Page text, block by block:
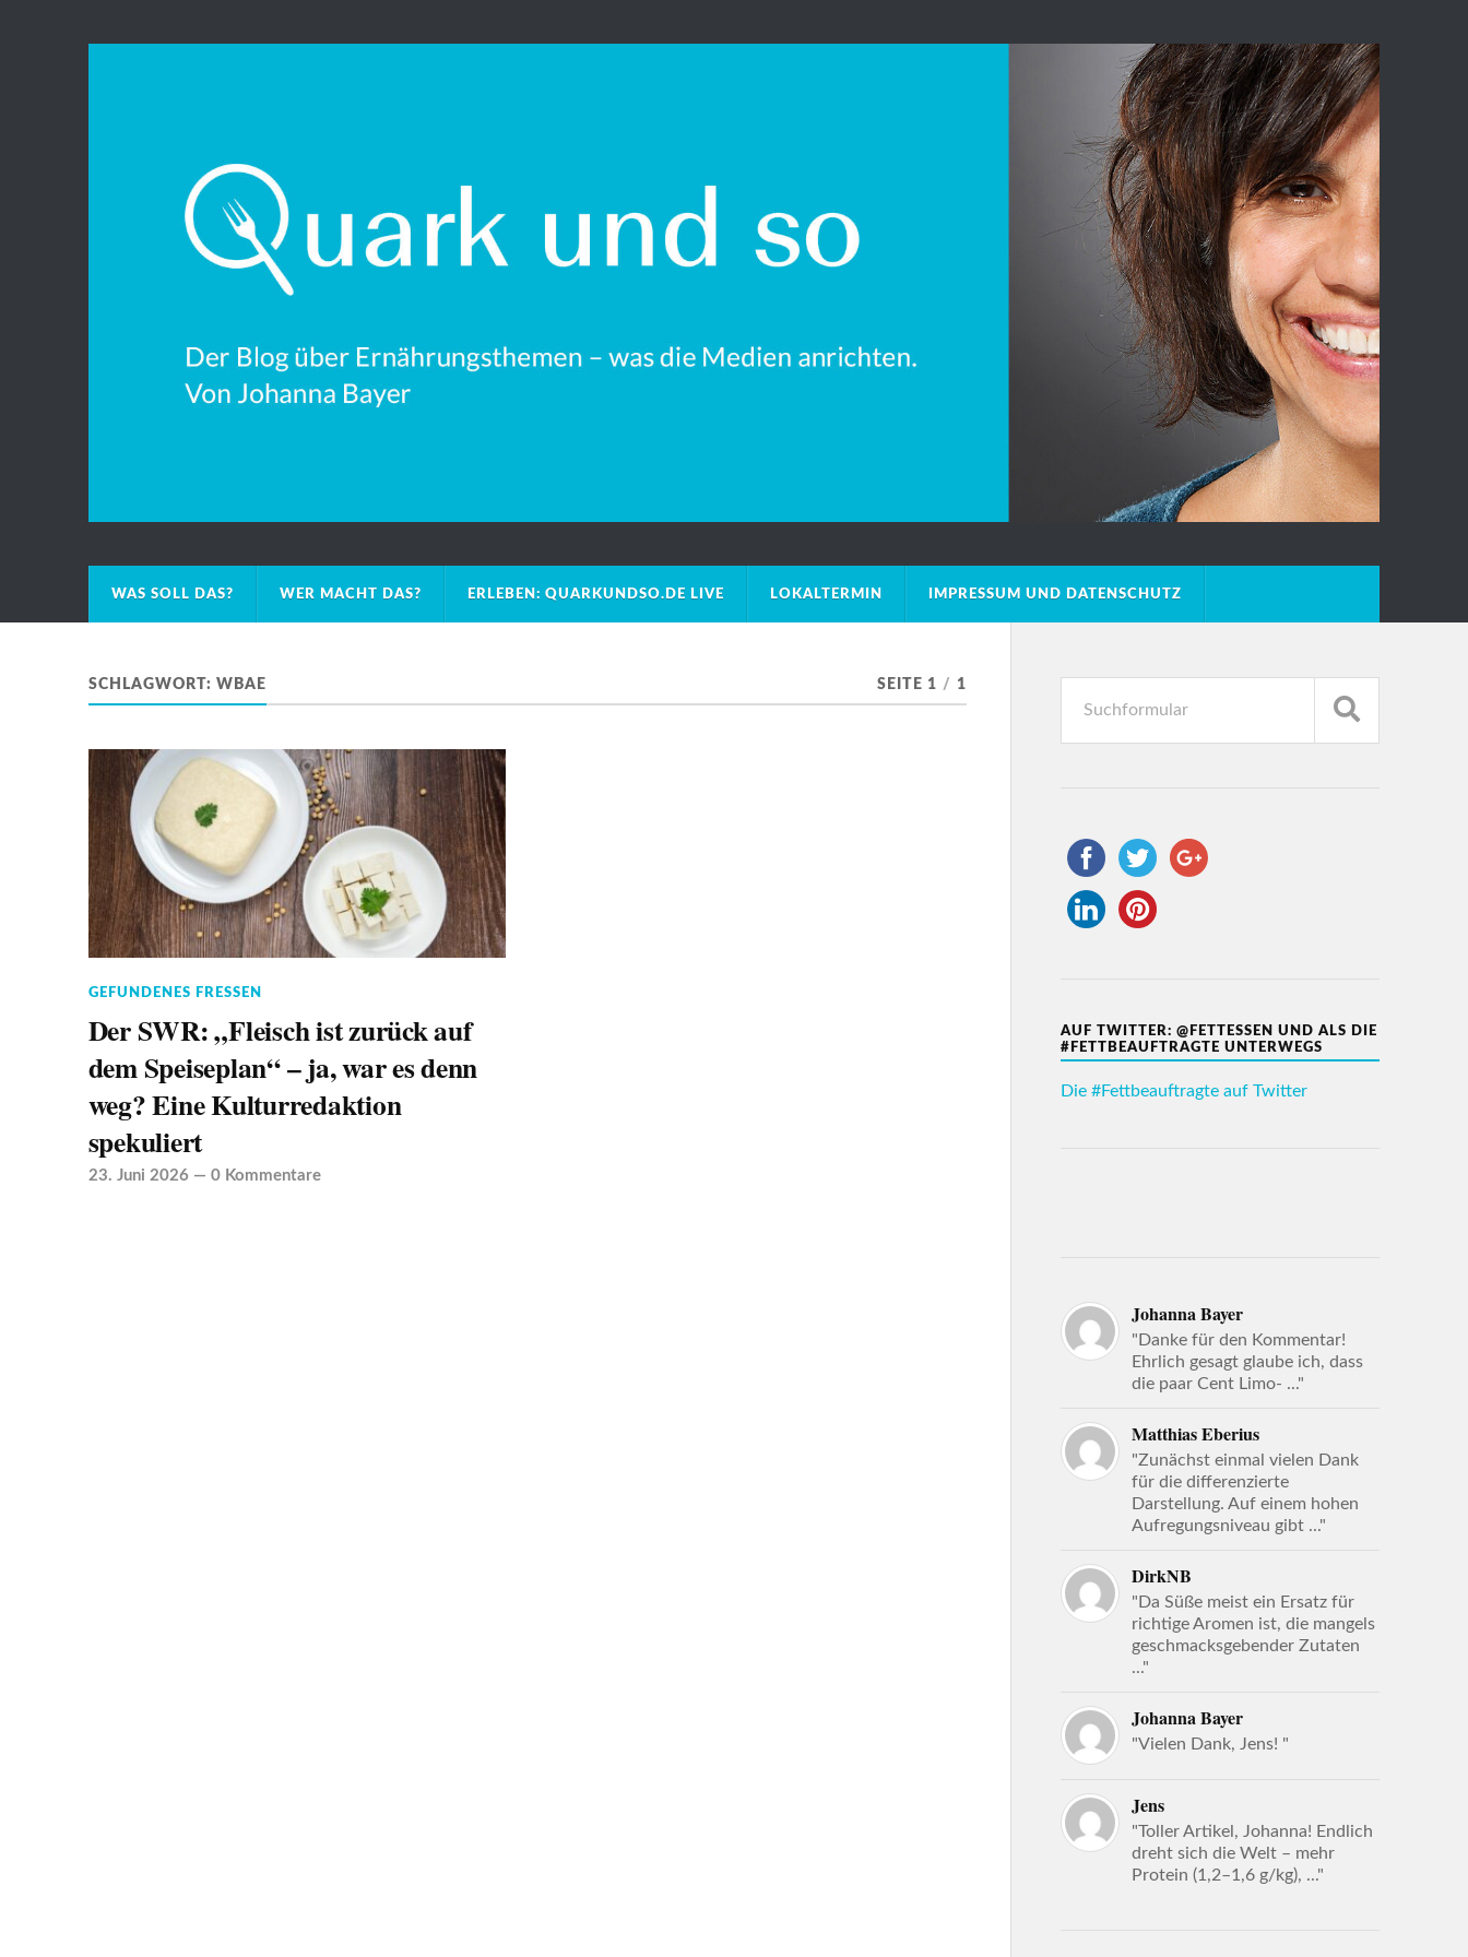
WAS SOLL DAS? WER MACHT DAS? ERLEBEN: QUARKUNDSO.DE LIVE LOKALTERMIN IMPRESSUM UND DATENSCHUTZ
SCHLAGWORT: WBAE SEITE 1 / 1
GEFUNDENES FRESSEN
Der SWR: „Fleisch ist zurück auf
dem Speiseplan“ – ja, war es denn
weg? Eine Kulturredaktion
spekuliert
23. Juni 2026 — 0 Kommentare
AUF TWITTER: @FETTESSEN UND ALS DIE
#FETTBEAUFTRAGTE UNTERWEGS
Die #Fettbeauftragte auf Twitter
Johanna Bayer
"Danke für den Kommentar!
Ehrlich gesagt glaube ich, dass
die paar Cent Limo- ..."
Matthias Eberius
"Zunächst einmal vielen Dank
für die differenzierte
Darstellung. Auf einem hohen
Aufregungsniveau gibt ..."
DirkNB
"Da Süße meist ein Ersatz für
richtige Aromen ist, die mangels
geschmacksgebender Zutaten
..."
Johanna Bayer
"Vielen Dank, Jens! "
Jens
"Toller Artikel, Johanna! Endlich
dreht sich die Welt – mehr
Protein (1,2–1,6 g/kg), ..."